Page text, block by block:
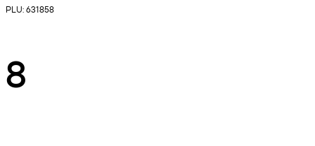
PLU: 631858
8